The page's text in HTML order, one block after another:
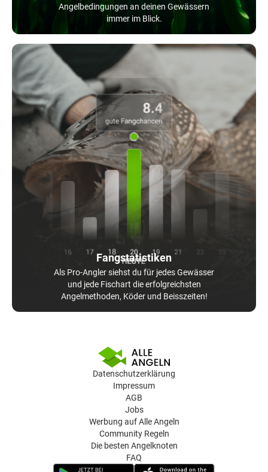
Angelbedingungen an deinen Gewässern
immer im Blick.
Fangstatistiken
Als Pro-Angler siehst du für jedes Gewässer
und jede Fischart die erfolgreichsten
Angelmethoden, Köder und Beisszeiten!
Datenschutzerklärung
Impressum
AGB
Jobs
Werbung auf Alle Angeln
Community Regeln
Die besten Angelknoten
FAQ